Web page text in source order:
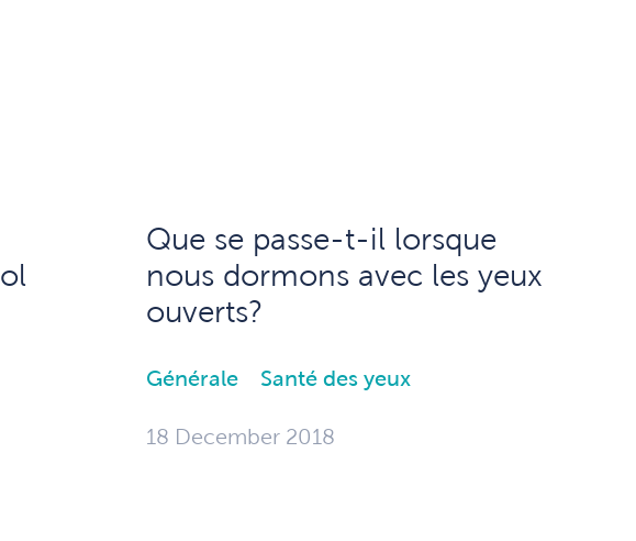
Que se passe-t-il lorsque
nous dormons avec les yeux
ouverts?
Générale Santé des yeux
18 December 2018